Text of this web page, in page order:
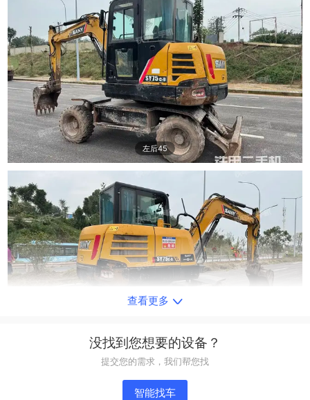
左后45
查看更多
没找到您想要的设备？
提交您的需求，我们帮您找
智能找车